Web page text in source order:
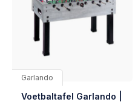
Garlando
Voetbaltafel Garlando |